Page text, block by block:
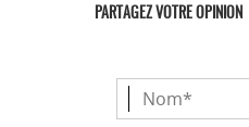
PARTAGEZ VOTRE OPINION